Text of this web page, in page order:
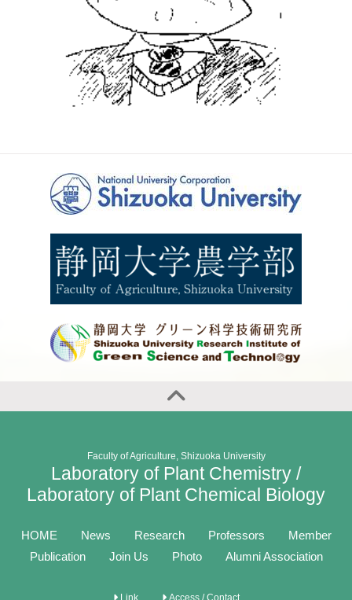
Faculty of Agriculture, Shizuoka University
Laboratory of Plant Chemistry /
Laboratory of Plant Chemical Biology
HOME News Research Professors
Member
Publication
Join Us Photo Alumni Association
Link Access / Contact